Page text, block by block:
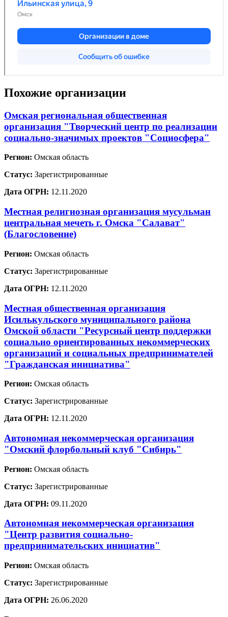
Похожие организации
Омская региональная общественная
организация "Творческий центр по реализации
социально-значимых проектов "Социосфера"
Регион: Омская область
Статус: Зарегистрированные
Дата ОГРН: 12.11.2020
Местная религиозная организация мусульман
центральная мечеть г. Омска "Салават"
(Благословение)
Регион: Омская область
Статус: Зарегистрированные
Дата ОГРН: 12.11.2020
Местная общественная организация
Исилькульского муниципального района
Омской области "Ресурсный центр поддержки
социально ориентированных некоммерческих
организаций и социальных предпринимателей
"Гражданская инициатива"
Регион: Омская область
Статус: Зарегистрированные
Дата ОГРН: 12.11.2020
Автономная некоммерческая организация
"Омский флорбольный клуб "Сибирь"
Регион: Омская область
Статус: Зарегистрированные
Дата ОГРН: 09.11.2020
Автономная некоммерческая организация
"Центр развития социально-
предпринимательских инициатив"
Регион: Омская область
Статус: Зарегистрированные
Дата ОГРН: 26.06.2020